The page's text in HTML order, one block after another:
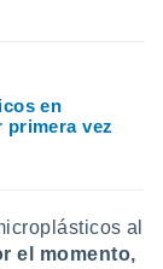
en
primera vez
al
el momento,